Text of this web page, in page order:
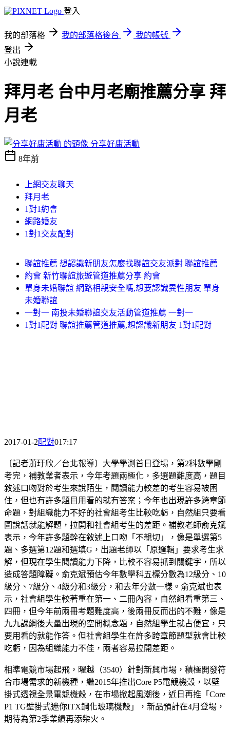
登入
我的部落格 我的部落格後台
我的帳號
登出
小說連載
拜月老 台中月老廟推薦分享 拜
月老
分享好康活動
8年前
上網交友聊天
拜月老
1對1約會
網路婚友
1對1交友配對
聯誼推薦 想認識新朋友怎麼找聯誼交友派對 聯誼推薦
約會 新竹聯誼旅遊管道推薦分享 約會
單身未婚聯誼 網路相親安全嗎,想要認識異性朋友 單身
未婚聯誼
一對一 南投未婚聯誼交友活動管道推薦 一對一
1對1配對 聯誼推薦管道推薦,想認識新朋友 1對1配對
2017-01-2配對017:17
〔記者蕭玗欣／台北報導〕大學學測首日登場，第2科數學剛
考完，補教業者表示，今年考題兩極化，多選題難度高，題目
敘述口吻對於考生來說陌生，閱讀能力較差的考生容易被困
住，但也有許多題目用看的就有答案；今年也出現許多跨章節
命題，對組織能力不好的社會組考生比較吃虧，自然組只要看
圖說話就能解題，拉開和社會組考生的差距。補教老師俞克斌
表示，今年許多題幹在敘述上口吻「不親切」，像是單選第5
題、多選第12題和選填G，出題老師以「原邏輯」要求考生求
解，但現在學生閱讀能力下降，比較不容易抓到關鍵字，所以
造成答題障礙。俞克斌預估今年數學科五標分數為12級分、10
級分、7級分、4級分和3級分，和去年分數一樣。俞克斌也表
示，社會組學生較著重在第一、二冊內容，自然組看重第三、
四冊，但今年前兩冊考題難度高，後兩冊反而出的不難，像是
九九課綱後大量出現的空間概念題，自然組學生就占便宜，只
要用看的就能作答。但社會組學生在許多跨章節題型就會比較
吃虧，因為組織能力不佳，兩者容易拉開差距。
相準電競市場起飛，曜越（3540）針對新興市場，積極開發符
合市場需求的新機種，繼2015年推出Core P5電競機殼，以壁
掛式透視全景電競機殼，在市場掀起風潮後，近日再推「Core
P1 TG壁掛式迷你ITX鋼化玻璃機殼」，新品預計在4月登場，
期待為第2季業績再添柴火。